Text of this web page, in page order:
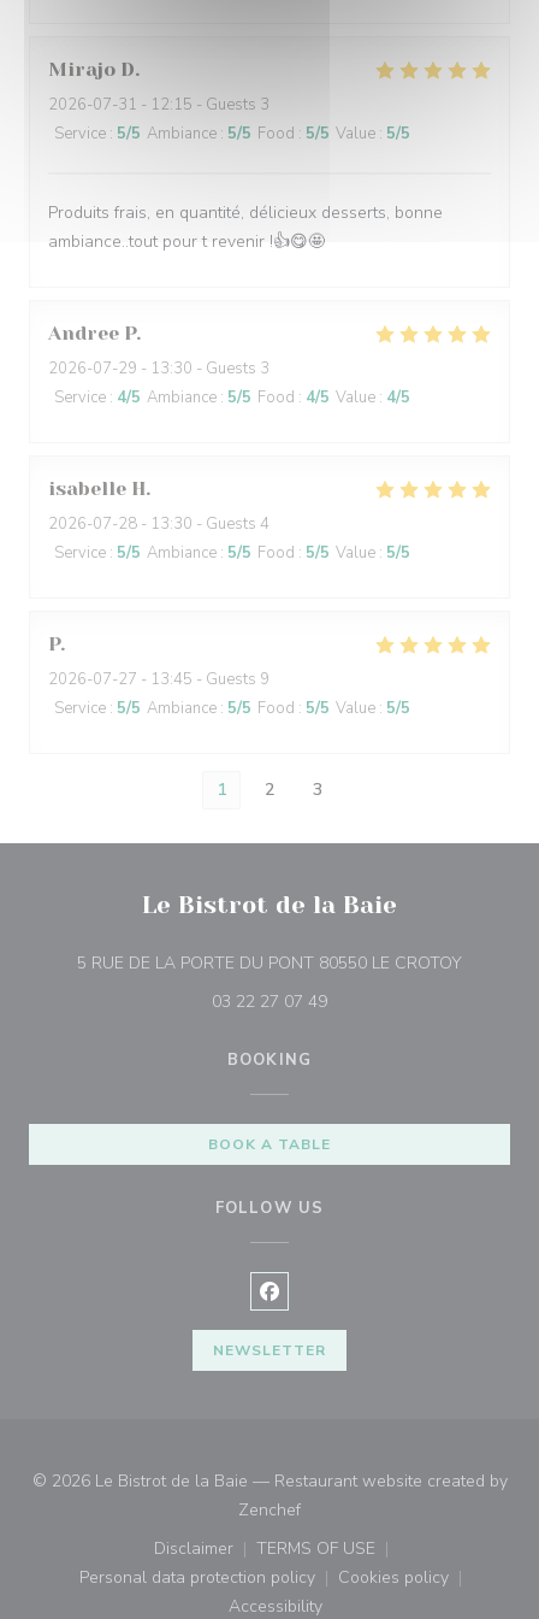
Mirajo D
2026-07-31 - 12:15 - Guests 3
Service : 5/5 Ambiance : 5/5 Food : 5/5 Value : 5/5
Produits frais, en quantité, délicieux desserts, bonne
ambiance..tout pour t revenir !👍😋🤩
Andree P
2026-07-29 - 13:30 - Guests 3
Service : 4/5 Ambiance : 5/5 Food : 4/5 Value : 4/5
isabelle H
2026-07-28 - 13:30 - Guests 4
Service : 5/5 Ambiance : 5/5 Food : 5/5 Value : 5/5
P
2026-07-27 - 13:45 - Guests 9
Service : 5/5 Ambiance : 5/5 Food : 5/5 Value : 5/5
1 2 3
Le Bistrot de la Baie
5 RUE DE LA PORTE DU PONT 80550 LE CROTOY((opens
03 22 27 07 49
BOOKING
BOOK A TABLE
FOLLOW US
Facebook ((opens in a new
NEWSLETTER
© 2026 Le Bistrot de la Baie — Restaurant website created by
Zenchef((opens in a new window))
Disclaimer
((opens in a new window))
TERMS OF USE
((opens in a new window))
Personal data protection policy
((opens in a new window))
Cookies policy
((opens in a new
Accessibility